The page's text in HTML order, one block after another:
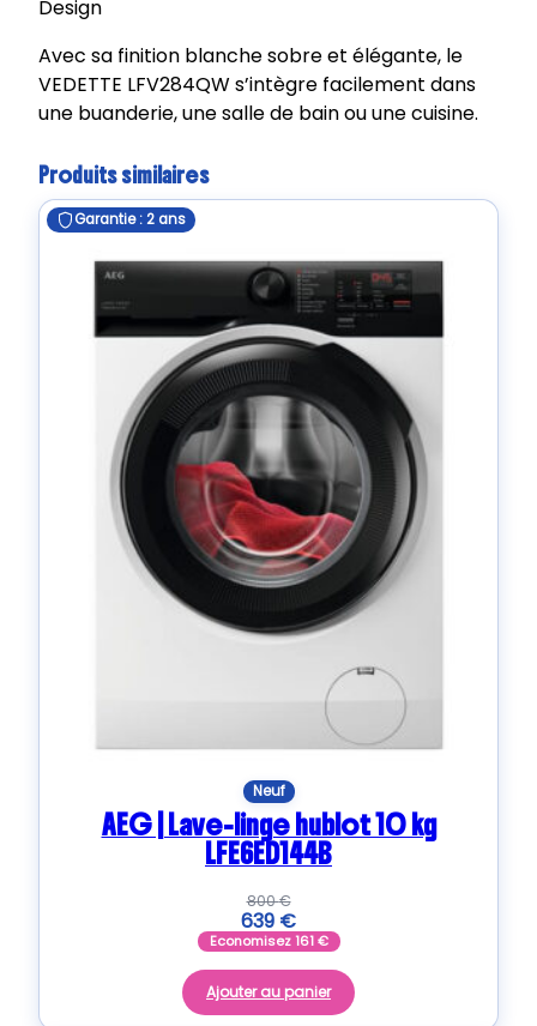
Design
Avec sa finition blanche sobre et élégante, le
VEDETTE LFV284QW s’intègre facilement dans
une buanderie, une salle de bain ou une cuisine.
Produits similaires
Garantie : 2 ans
Neuf
AEG | Lave-linge hublot 10 kg
LFE6ED144B
800€
639 €
Economisez161€
Ajouter au panier